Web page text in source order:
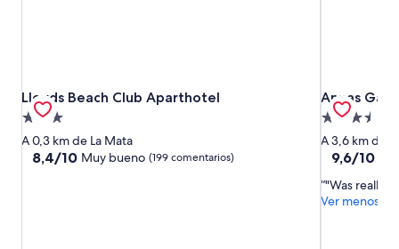
Lloyds Beach Club Aparthotel
Lloyds Beach Club Aparthotel
Alojamiento
de
3.0 estrellas
A 0,3 km de La Mata
8.4
8,4/10 Muy bueno (199 comentarios)
Annas
Annas
Alojamiento
de
3.5 estrellas
A 3,6 km de
9.6
10,
9,6/10
"Was reallly
Ver menos